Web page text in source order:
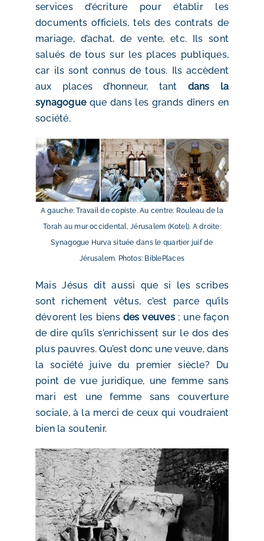
services d’écriture pour établir les
documents officiels, tels des contrats de
mariage, d’achat, de vente, etc. Ils sont
salués de tous sur les places publiques,
car ils sont connus de tous. Ils accèdent
aux places d’honneur, tant dans la
synagogueque dans les grands dîners en
société.
A gauche: Travail de copiste. Au centre: Rouleau de la
Torah au mur occidental, Jérusalem (Kotel). A droite:
Synagogue Hurva située dans le quartier juif de
Jérusalem. Photos: BiblePlaces
Mais Jésus dit aussi que si les scribes
sont richement vêtus, c’est parce qu’ils
dévorent les biens des veuves; une façon
de dire qu’ils s’enrichissent sur le dos des
plus pauvres. Qu’est donc une veuve, dans
la société juive du premier siècle? Du
point de vue juridique, une femme sans
mari est une femme sans couverture
sociale, à la merci de ceux qui voudraient
bien la soutenir.